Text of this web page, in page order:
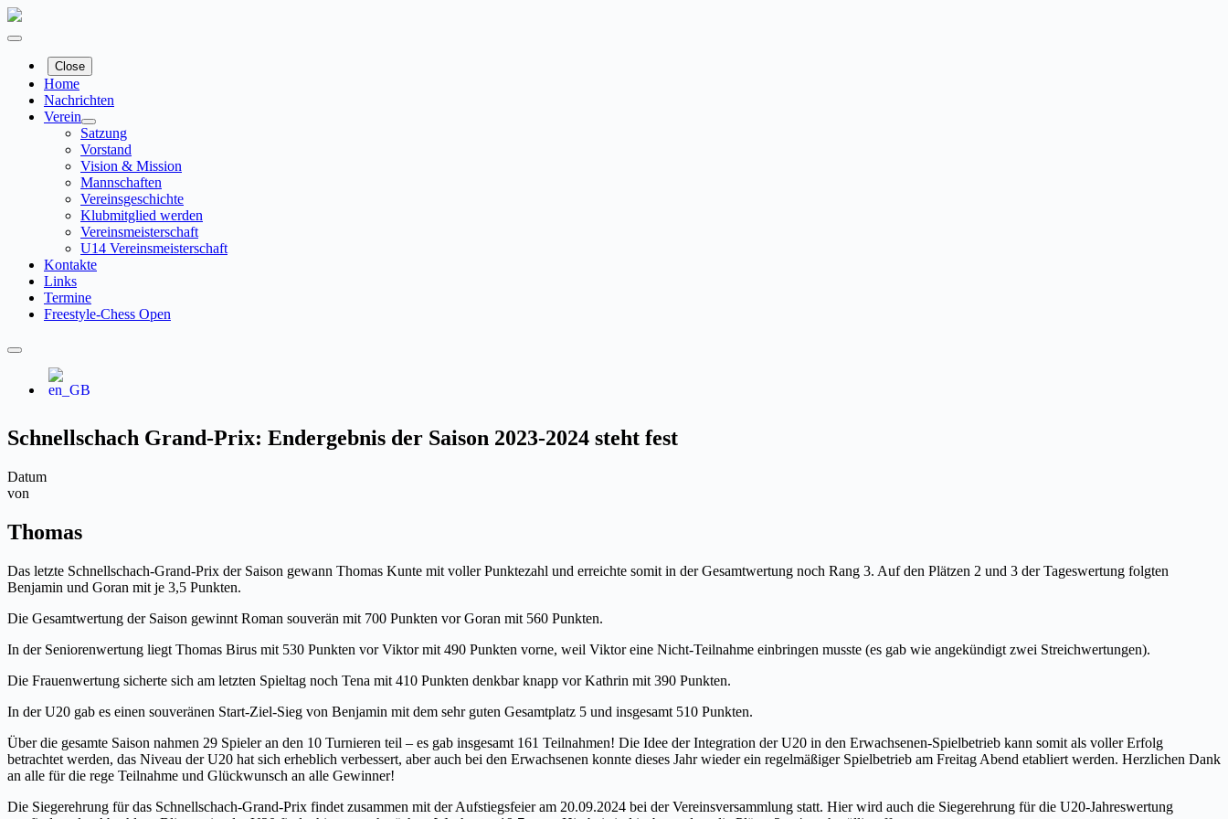
Zum
Close
Home
Nachrichten
Verein
Satzung
Vorstand
Vision & Mission
Mannschaften
Vereinsgeschichte
Klubmitglied werden
Vereinsmeisterschaft
U14 Vereinsmeisterschaft
Kontakte
Links
Termine
Freestyle-Chess Open
Schnellschach Grand-Prix: Endergebnis der Saison 2023-2024 steht fest
Datum
von
Thomas
Das letzte Schnellschach-Grand-Prix der Saison gewann Thomas Kunte mit voller Punktezahl und erreichte somit in der Gesamtwertung noch Rang 3. Auf den Plätzen 2 und 3 der Tageswertung folgten
Benjamin und Goran mit je 3,5 Punkten.
Die Gesamtwertung der Saison gewinnt Roman souverän mit 700 Punkten vor Goran mit 560 Punkten.
In der Seniorenwertung liegt Thomas Birus mit 530 Punkten vor Viktor mit 490 Punkten vorne, weil Viktor eine Nicht-Teilnahme einbringen musste (es gab wie angekündigt zwei Streichwertungen).
Die Frauenwertung sicherte sich am letzten Spieltag noch Tena mit 410 Punkten denkbar knapp vor Kathrin mit 390 Punkten.
In der U20 gab es einen souveränen Start-Ziel-Sieg von Benjamin mit dem sehr guten Gesamtplatz 5 und insgesamt 510 Punkten.
Über die gesamte Saison nahmen 29 Spieler an den 10 Turnieren teil – es gab insgesamt 161 Teilnahmen! Die Idee der Integration der U20 in den Erwachsenen-Spielbetrieb kann somit als voller Erfolg
betrachtet werden, das Niveau der U20 hat sich erheblich verbessert, aber auch bei den Erwachsenen konnte dieses Jahr wieder ein regelmäßiger Spielbetrieb am Freitag Abend etabliert werden. Herzlichen Dank
an alle für die rege Teilnahme und Glückwunsch an alle Gewinner!
Die Siegerehrung für das Schnellschach-Grand-Prix findet zusammen mit der Aufstiegsfeier am 20.09.2024 bei der Vereinsversammlung statt. Hier wird auch die Siegerehrung für die U20-Jahreswertung